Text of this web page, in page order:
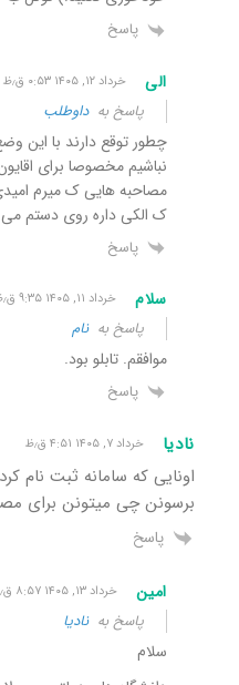
پاسخ
الی خرداد ۱۲, ۱۴۰۵ ۰:۵۳ ق٫ظ
پاسخ بهداوطلب
چطور توقع دارند با این
نباشیم مخصوصا برای
مصاحبه هایی ک میرم
ک الکی داره روی دستم می
پاسخ
سلام خرداد ۱۱, ۱۴۰۵ ۹:۳۵ ق٫ظ
پاسخ بهنام
موافقم. تابلو بود.
پاسخ
نادیا خرداد ۷, ۱۴۰۵ ۴:۵۱ ق٫ظ
اونایی که سامانه ثبت نام
برسونن چی میتونن برای
پاسخ
امین خرداد ۱۳, ۱۴۰۵ ۸:۵۷ ق٫ظ
پاسخ بهنادیا
سلام